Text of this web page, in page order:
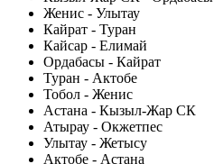
Женис - Улытау
Кайрат - Туран
Кайсар - Елимай
Ордабасы - Кайрат
Туран - Актобе
Тобол - Женис
Астана - Кызыл-Жар СК
Атырау - Окжетпес
Улытау - Жетысу
Актобе - Астана